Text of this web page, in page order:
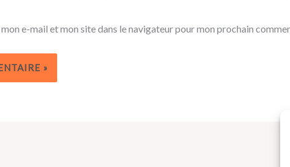
e-mail et mon site dans le navigateur pour mon prochain